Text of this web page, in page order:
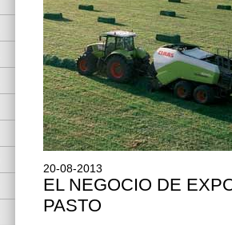
20-08-2013
EL NEGOCIO DE
PASTO